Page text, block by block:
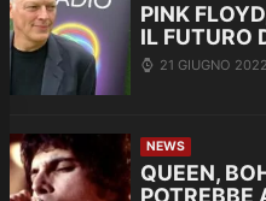
PINK
IL FUTURO
21 GIUGNO 2022
NEWS
QUEEN,